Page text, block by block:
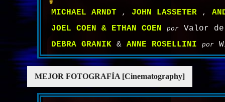
MICHAEL ARNDT , JOHN LASSETER ,
JOEL COEN & ETHAN COEN
por Valor
DEBRA GRANIK & ANNE ROSELLINI por
MEJOR FOTOGRAFÍA [Cinematography]